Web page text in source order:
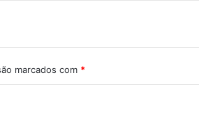
marcados com *